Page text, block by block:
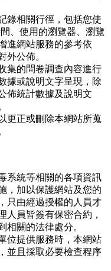
錄相關行徑，包括您使
、使用的瀏覽器、瀏覽
進網站服務的參考依
外公佈。
集的問卷調查內容進行
據或說明文字呈現，除
佈統計數據及說明文
更正或刪除本網站所蒐
系統等相關的各項資訊
，加以保護網站及您的
只由經過授權的人員才
人員皆簽有保密合約，
相關的法律處分。
位提供服務時，本網站
並且採取必要檢查程序